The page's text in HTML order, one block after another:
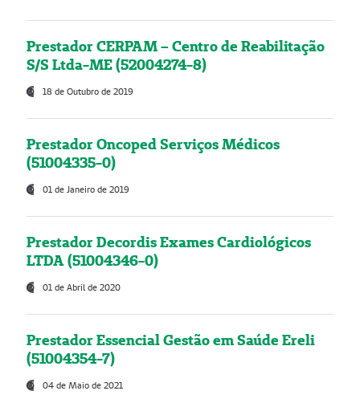
Prestador CERPAM – Centro de Reabilitação
S/S Ltda-ME (52004274-8)
18 de Outubro de 2019
Prestador Oncoped Serviços Médicos
(51004335-0)
01 de Janeiro de 2019
Prestador Decordis Exames Cardiológicos
LTDA (51004346-0)
01 de Abril de 2020
Prestador Essencial Gestão em Saúde Ereli
(51004354-7)
04 de Maio de 2021